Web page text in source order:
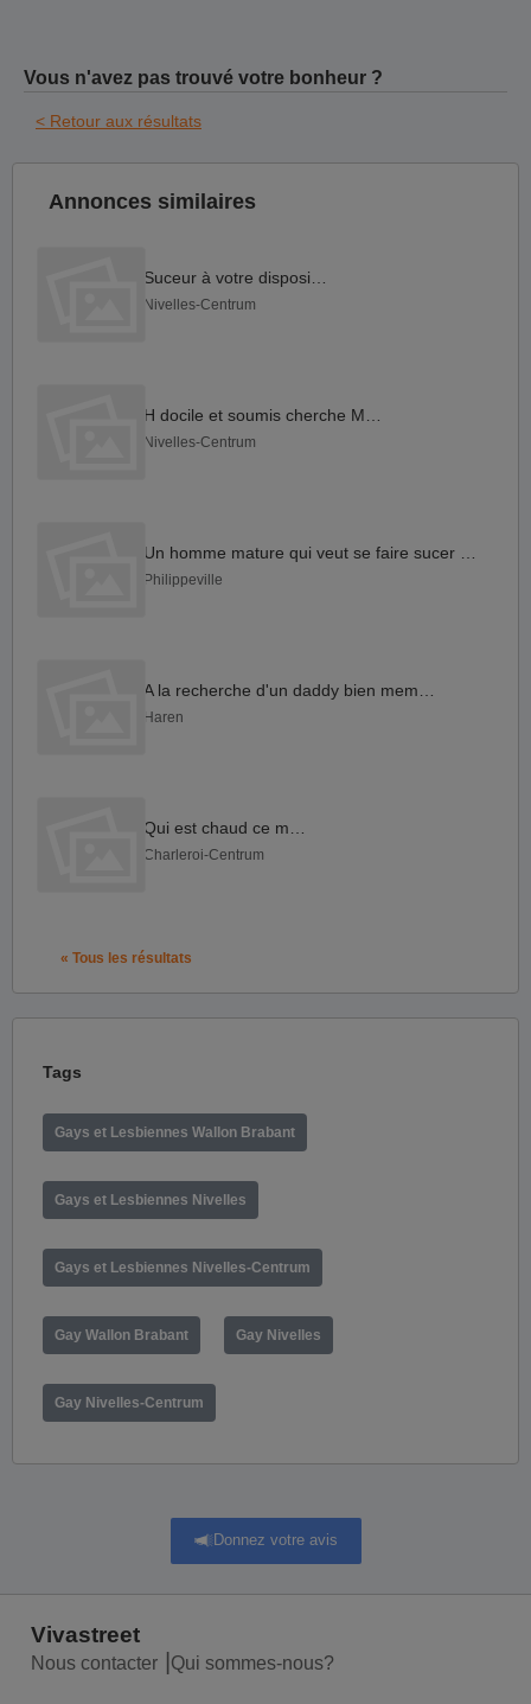
Vous n'avez pas trouvé votre bonheur ?
< Retour aux résultats
Annonces similaires
Nivelles-Centrum
Nivelles-Centrum
Philippeville
Haren
Charleroi-Centrum
« Tous les résultats
Tags
Gays et Lesbiennes Wallon Brabant
Gays et Lesbiennes Nivelles
Gays et Lesbiennes Nivelles-Centrum
Gay Wallon Brabant Gay Nivelles
Gay Nivelles-Centrum
Donnez votre avis
Vivastreet
Nous contacter Qui sommes-nous?